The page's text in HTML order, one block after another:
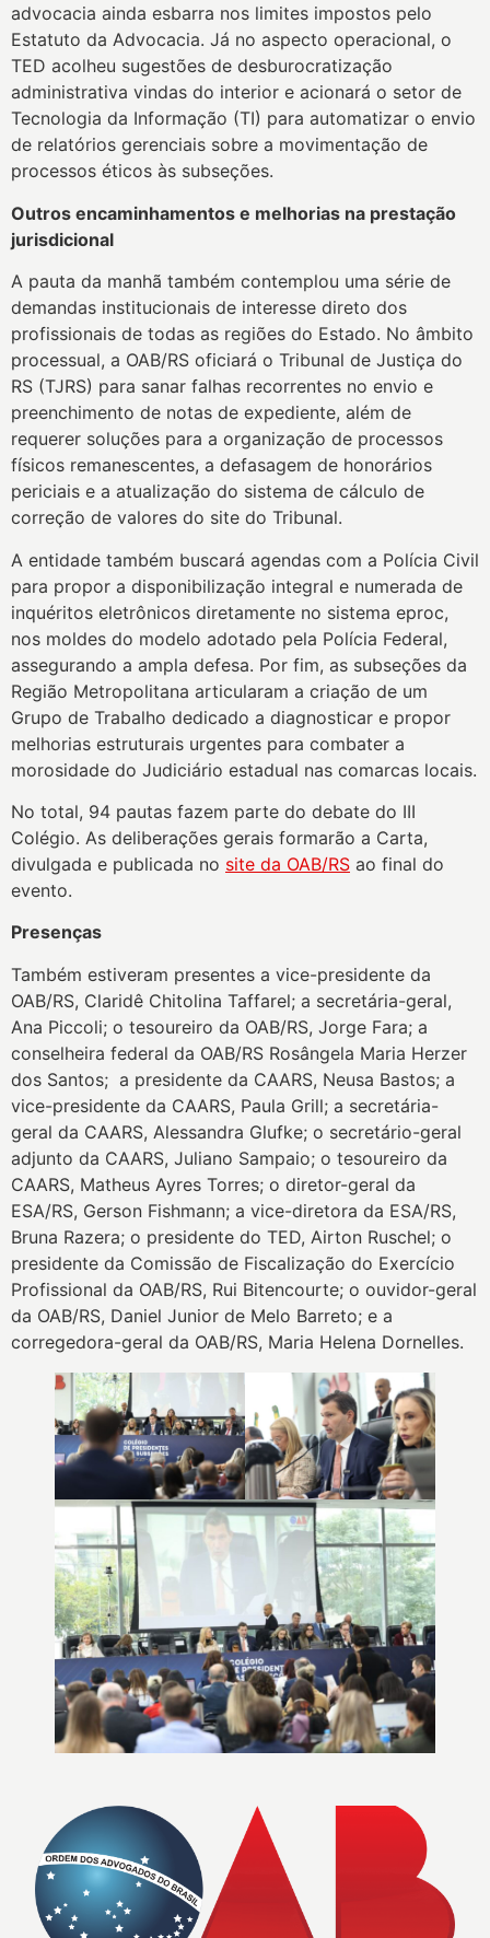
advocacia ainda esbarra nos limites impostos pelo
Estatuto da Advocacia. Já no aspecto operacional, o
TED acolheu sugestões de desburocratização
administrativa vindas do interior e acionará o setor de
Tecnologia da Informação (TI) para automatizar o envio
de relatórios gerenciais sobre a movimentação de
processos éticos às subseções.
Outros encaminhamentos e melhorias na prestação
jurisdicional
A pauta da manhã também contemplou uma série de
demandas institucionais de interesse direto dos
profissionais de todas as regiões do Estado. No âmbito
processual, a OAB/RS oficiará o Tribunal de Justiça do
RS (TJRS) para sanar falhas recorrentes no envio e
preenchimento de notas de expediente, além de
requerer soluções para a organização de processos
físicos remanescentes, a defasagem de honorários
periciais e a atualização do sistema de cálculo de
correção de valores do site do Tribunal.
A entidade também buscará agendas com a Polícia Civil
para propor a disponibilização integral e numerada de
inquéritos eletrônicos diretamente no sistema eproc,
nos moldes do modelo adotado pela Polícia Federal,
assegurando a ampla defesa. Por fim, as subseções da
Região Metropolitana articularam a criação de um
Grupo de Trabalho dedicado a diagnosticar e propor
melhorias estruturais urgentes para combater a
morosidade do Judiciário estadual nas comarcas locais.
No total, 94 pautas fazem parte do debate do III
Colégio. As deliberações gerais formarão a Carta,
divulgada e publicada no site da OAB/RS ao final do
evento.
Presenças
Também estiveram presentes a vice-presidente da
OAB/RS, Claridê Chitolina Taffarel; a secretária-geral,
Ana Piccoli; o tesoureiro da OAB/RS, Jorge Fara; a
conselheira federal da OAB/RS Rosângela Maria Herzer
dos Santos; a presidente da CAARS, Neusa Bastos; a
vice-presidente da CAARS, Paula Grill; a secretária-
geral da CAARS, Alessandra Glufke; o secretário-geral
adjunto da CAARS, Juliano Sampaio; o tesoureiro da
CAARS, Matheus Ayres Torres; o diretor-geral da
ESA/RS, Gerson Fishmann; a vice-diretora da ESA/RS,
Bruna Razera; o presidente do TED, Airton Ruschel; o
presidente da Comissão de Fiscalização do Exercício
Profissional da OAB/RS, Rui Bitencourte; o ouvidor-geral
da OAB/RS, Daniel Junior de Melo Barreto; e a
corregedora-geral da OAB/RS, Maria Helena Dornelles.